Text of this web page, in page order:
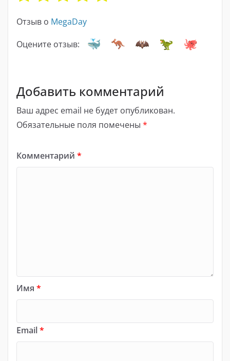
Отзыв о MegaDay
Оцените отзыв:
Добавить комментарий
Ваш адрес email не будет опубликован.
Обязательные поля помечены *
Комментарий *
Имя *
Email*